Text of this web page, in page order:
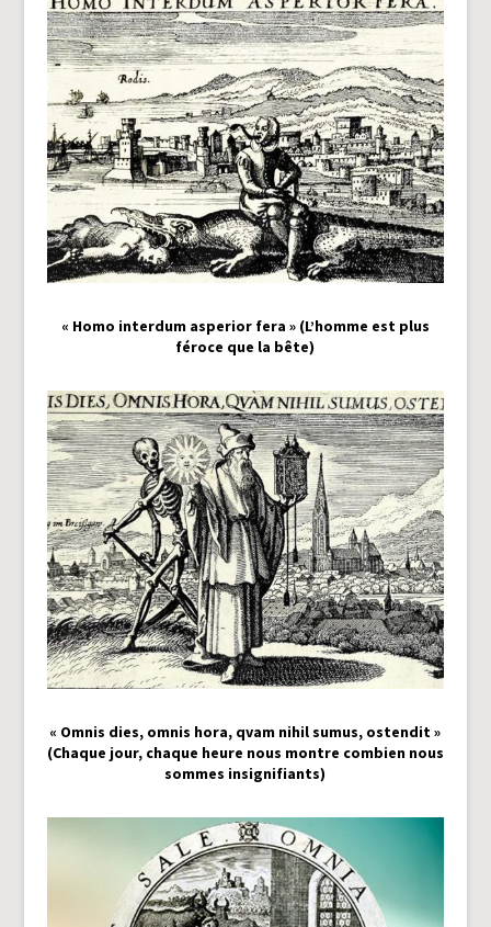
« Homo interdum asperior fera » (L’homme est plus
féroce que la bête)
« Omnis dies, omnis hora, qvam nihil sumus, ostendit »
(Chaque jour, chaque heure nous montre combien nous
sommes insignifiants)